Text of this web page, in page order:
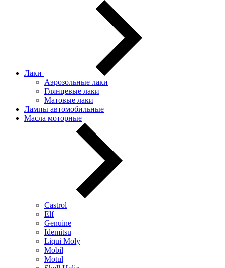
Лаки
Аэрозольные лаки
Глянцевые лаки
Матовые лаки
Лампы автомобильные
Масла моторные
Castrol
Elf
Genuine
Idemitsu
Liqui Moly
Mobil
Motul